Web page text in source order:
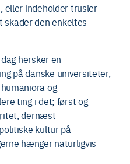
eller indeholder trusler
den enkeltes
hersker en
på danske universiteter,
og
ting i det; først og
dernæst
kultur på
hænger naturligvis